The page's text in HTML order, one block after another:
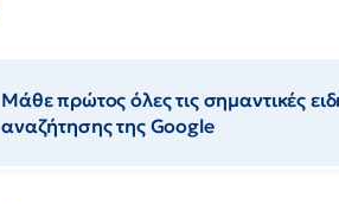
Μάθε πρώτος όλες τις σημαντικές
αναζήτησης της Google